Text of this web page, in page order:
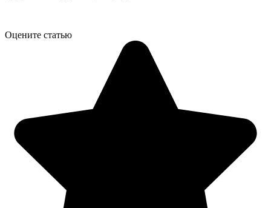
Оцените статью